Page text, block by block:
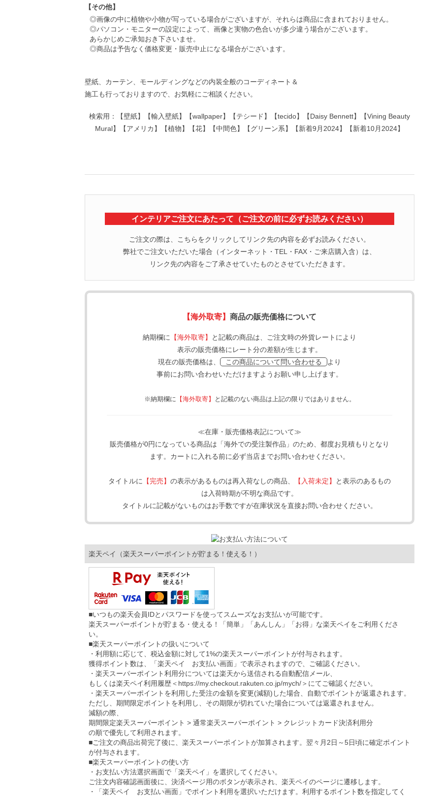
【その他】
◎画像の中に植物や小物が写っている場合がございますが、それらは商品に含まれておりません。
◎パソコン・モニターの設定によって、画像と実物の色合いが多少違う場合がございます。
あらかじめご承知おき下さいませ。
◎商品は予告なく価格変更・販売中止になる場合がございます。
壁紙、カーテン、モールディングなどの内装全般のコーディネート＆
施工も行っておりますので、お気軽にご相談ください。
検索用：【壁紙】【輸入壁紙】【wallpaper】【テシード】【tecido】【Daisy Bennett】【Vining Beauty
Mural】【アメリカ】【植物】【花】【中間色】【グリーン系】【新着9月2024】【新着10月2024】
インテリアご注文にあたって（ご注文の前に必ずお読みください）
ご注文の際は、こちらをクリックしてリンク先の内容を必ずお読みください。
弊社でご注文いただいた場合（インターネット・TEL・FAX・ご来店購入含）は、
リンク先の内容をご了承させていたものとさせていただきます。
【海外取寄】 商品の販売価格について
納期欄に 【海外取寄】
と記載の商品は、ご注文時の外貨レートにより
表示の販売価格にレート分の差額が生じます。
現在の販売価格は、
この商品について問い合わせる
より
事前にお問い合わせいただけますようお願い申し上げます。
※納期欄に 【海外取寄】 と記載のない商品は上記の限りではありません。
≪在庫・販売価格表記について≫
販売価格が0円になっている商品は「海外での受注製作品」のため、都度お見積もりとなり
ます。カートに入れる前に必ず当店までお問い合わせください。
タイトルに 【完売】 の表示があるものは再入荷なしの商品、 【入荷未定】
と表示のあるもの
は入荷時期が不明な商品です。
タイトルに記載がないものはお手数ですが在庫状況を直接お問い合わせください。
楽天ペイ（楽天スーパーポイントが貯まる！使える！）
■いつもの楽天会員IDとパスワードを使ってスムーズなお支払いが可能です。
楽天スーパーポイントが貯まる・使える！「簡単」「あんしん」「お得」な楽天ペイをご利用くださ
い。
■楽天スーパーポイントの扱いについて
・利用額に応じて、税込金額に対して1%の楽天スーパーポイントが付与されます。
獲得ポイント数は、「楽天ペイ お支払い画面」で表示されますので、ご確認ください。
・楽天スーパーポイント利用分については楽天から送信される自動配信メール、
もしくは楽天ペイ利用履歴＜ https://my.checkout.rakuten.co.jp/mych/＞にてご確認ください。
・楽天スーパーポイントを利用した受注の金額を変更(減額)した場合、自動でポイントが返還されます。
ただし、期間限定ポイントを利用し、その期限が切れていた場合については返還されません。
減額の際、
期間限定楽天スーパーポイント > 通常楽天スーパーポイント > クレジットカード決済利用分
の順で優先して利用されます。
■ご注文の商品出荷完了後に、楽天スーパーポイントが加算されます。翌々月2日～5日頃に確定ポイント
が付与されます。
■楽天スーパーポイントの使い方
・お支払い方法選択画面で「楽天ペイ」を選択してください。
ご注文内容確認画面後に、決済ページ用のボタンが表示され、楽天ペイのページに遷移します。
・「楽天ペイ お支払い画面」でポイント利用を選択いただけます。利用するポイント数を指定してく